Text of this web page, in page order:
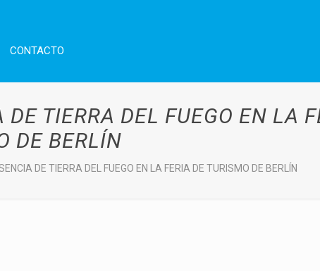
CONTACTO
TIERRA DEL FUEGO EN LA
DE BERLÍN
DE TIERRA DEL FUEGO EN LA FERIA DE TURISMO DE BERLÍN